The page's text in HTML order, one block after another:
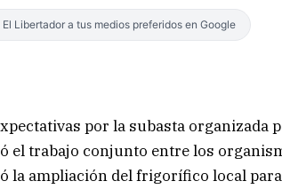
El Libertador a tus medios preferidos en Google
por la subasta organizada
el trabajo conjunto entre los
la ampliación del frigorífico local